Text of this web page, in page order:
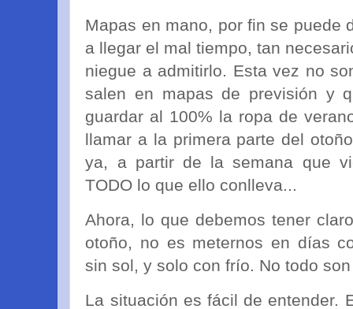
Mapas en mano, por fin se puede
a llegar el mal tiempo, tan
niegue a admitirlo. Esta vez no
salen en mapas de previsión y
guardar al 100% la ropa de
llamar a la primera parte del
ya, a partir de la semana que
TODO lo que ello conlleva...
Ahora, lo que debemos tener
otoño, no es meternos en días
sin sol, y solo con frío. No todo
La situación es fácil de entender.